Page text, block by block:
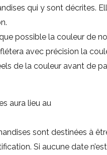
qui y sont décrites.
possible la couleur de
avec précision la
de la couleur avant de
aura lieu au
sont destinées à
Si aucune date